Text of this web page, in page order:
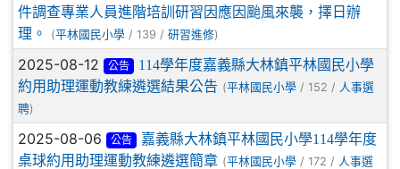
件調查專業人員進階培訓研習因應因颱風來襲，擇日辦
理。
(平林國民小學 / 139 / 研習進修)
2025-08-12 公告
114學年度嘉義縣大林鎮平林國民小學
約用助理運動教練遴選結果公告 (平林國民小學 / 152 / 人事選
聘)
2025-08-06 公告
嘉義縣大林鎮平林國民小學114學年度
桌球約用助理運動教練遴選簡章 (平林國民小學 / 172 / 人事選